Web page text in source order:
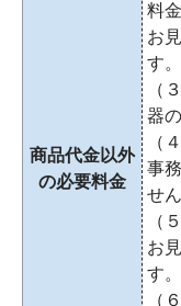
商品代金以外
の必要料金
料
お
す。
（
器
（
事
せん
（
お
す。
（